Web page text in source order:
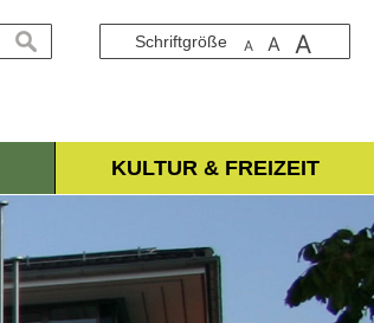
Schriftgröße A A A
suchen
KULTUR & FREIZEIT